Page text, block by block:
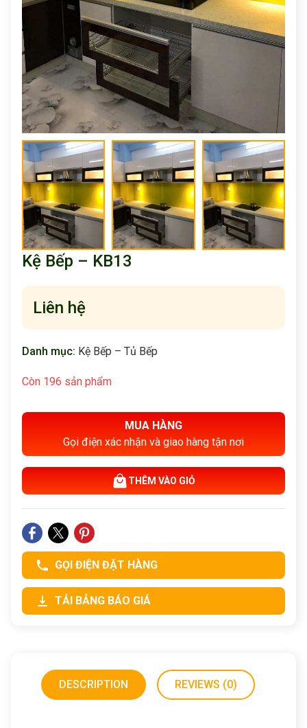
Kệ Bếp – KB13
Liên hệ
Danh mục: Kệ Bếp – Tủ Bếp
Còn 196 sản phẩm
MUA HÀNG
Gọi điện xác nhận và giao hàng tận nơi
THÊM VÀO GIỎ
GỌI ĐIỆN ĐẶT HÀNG
TẢI BẢNG BÁO GIÁ
DESCRIPTION REVIEWS (0)